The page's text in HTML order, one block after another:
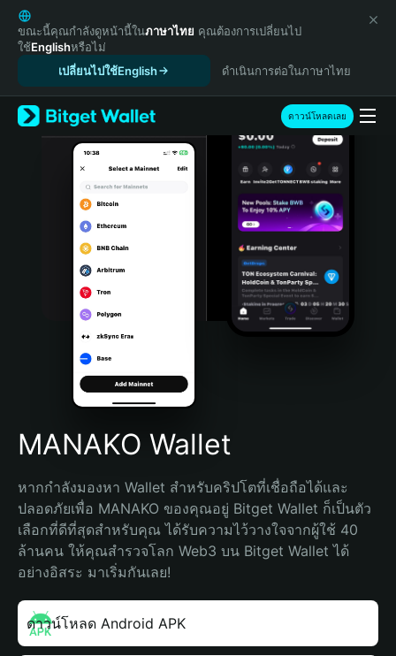
English
日本語
Tiếng Việt
Español (Latinoamérica)
Türkçe
Italiano
Português (Portugal)
Bahasa Indonesia
Português (Brasil)
Español (Argentina)
ขณะนี้คุณกำลังดูหน้านี้ในภาษาไทย คุณต้องการเปลี่ยนไป
ใช้Englishหรือไม่
เปลี่ยนไปใช้English
ดำเนินการต่อในภาษาไทย
ดาวน์โหลดเลย
MANAKO Wallet
หากกำลังมองหา Wallet สำหรับคริปโตที่เชื่อถือได้และ
ปลอดภัยเพื่อ MANAKO ของคุณอยู่ Bitget Wallet ก็เป็นตัว
เลือกที่ดีที่สุดสำหรับคุณ ได้รับความไว้วางใจจากผู้ใช้ 40
ล้านคน ให้คุณสำรวจโลก Web3 บน Bitget Wallet ได้
อย่างอิสระ มาเริ่มกันเลย!
ดาวน์โหลด Android APK